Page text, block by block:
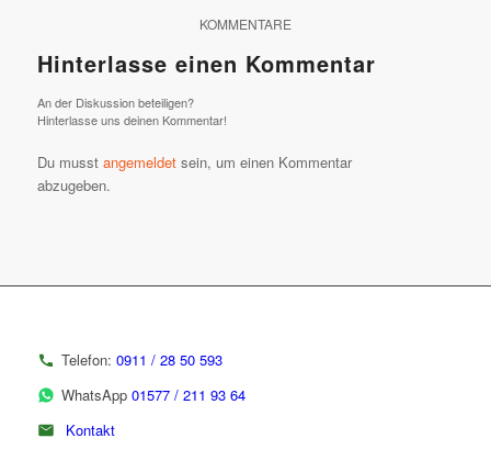
KOMMENTARE
Hinterlasse einen Kommentar
An der Diskussion beteiligen?
Hinterlasse uns deinen Kommentar!
Du musst angemeldetsein, um einen Kommentar
abzugeben.
Telefon: 0911 / 28 50 593
WhatsApp 01577 / 211 93 64
Kontakt